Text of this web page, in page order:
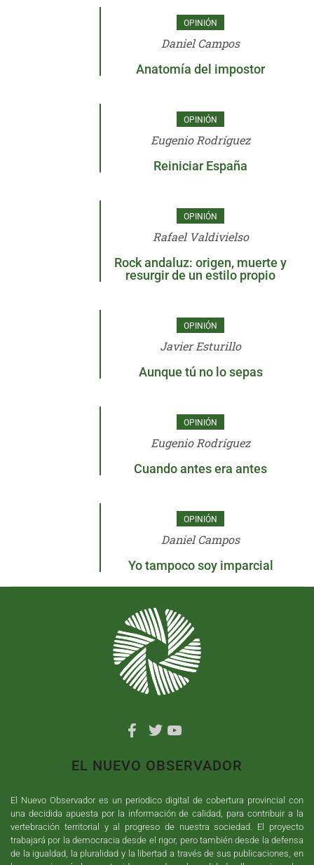
OPINIÓN
Daniel Campos
Anatomía del impostor
OPINIÓN
Eugenio Rodríguez
Reiniciar España
OPINIÓN
Rafael Valdivielso
Rock andaluz: origen, muerte y
resurgir de un estilo propio
OPINIÓN
Javier Esturillo
Aunque tú no lo sepas
OPINIÓN
Eugenio Rodríguez
Cuando antes era antes
OPINIÓN
Daniel Campos
Yo tampoco soy imparcial
EL NUEVO OBSERVADOR
El Nuevo Observador es un periodico digital de cobertura provincial con
una decidida apuesta por la información de calidad, para contribuir a la
vertebración territorial y al progreso de nuestra sociedad. El proyecto
trabajará por la democracia desde el rigor, pero también desde la defensa
de la igualdad, la pluralidad y la libertad a través de sus publicaciones, en